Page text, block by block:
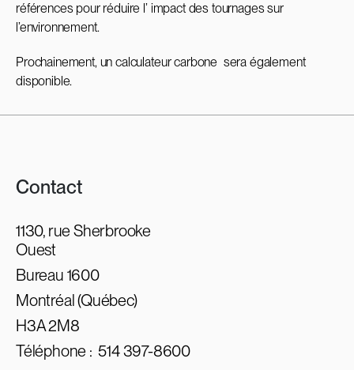
références pour réduire l’ impact des tournages sur
l’environnement.
Prochainement, un calculateur carbone sera également
disponible.
Contact
1130, rue Sherbrooke
Ouest
Bureau 1600
Montréal (Québec)
H3A 2M8
Téléphone :514 397-8600